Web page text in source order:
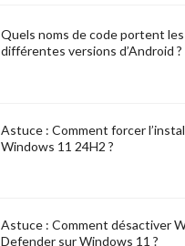
Quels noms de code portent les
différentes versions d’Android ?
Astuce : Comment forcer
Windows 11 24H2 ?
Astuce : Comment désactiver
Defender sur Windows 11 ?